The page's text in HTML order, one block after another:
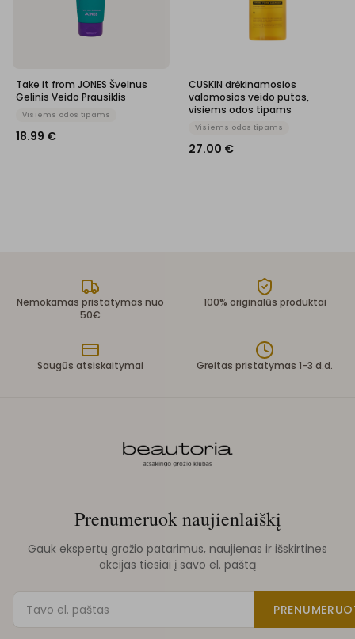
Take it from JONES Švelnus
Gelinis Veido Prausiklis
Visiems odos tipams
18.99 €
CUSKIN drėkinamosios
valomosios veido putos,
visiems odos tipams
Visiems odos tipams
27.00 €
Nemokamas pristatymas nuo
50€
100% originalūs produktai
Saugūs atsiskaitymai Greitas pristatymas 1-3 d.d.
Prenumeruok naujienlaiškį
Gauk ekspertų grožio patarimus, naujienas ir išskirtines
akcijas tiesiai į savo el. paštą